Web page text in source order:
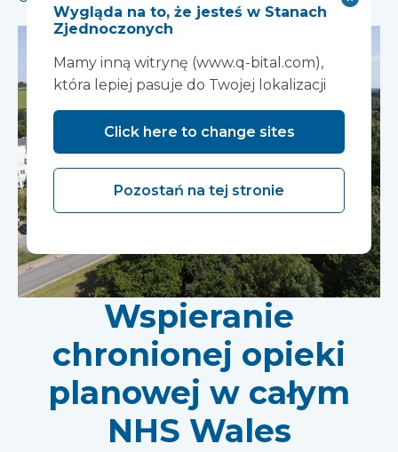
Wspieranie
chronionej opieki
planowej w całym
NHS Wales
Wygląda na to, że jesteś w Stanach
Zjednoczonych
Mamy inną witrynę (www.q-bital.com),
która lepiej pasuje do Twojej lokalizacji
Click here to change sites
Pozostań na tej stronie